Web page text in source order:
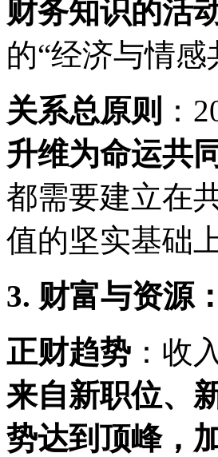
财务知识的活
的“经济与情感
关系总原则 ：
升维为命运共
都需要建立在
值的坚实基础上
3. 财富与资源
正财趋势 ：收
来自新职位、
势达到顶峰，